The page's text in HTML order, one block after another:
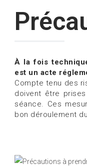
À la fois
est un acte
Compte tenu des
doivent être
séance. Ces
bon déroulement